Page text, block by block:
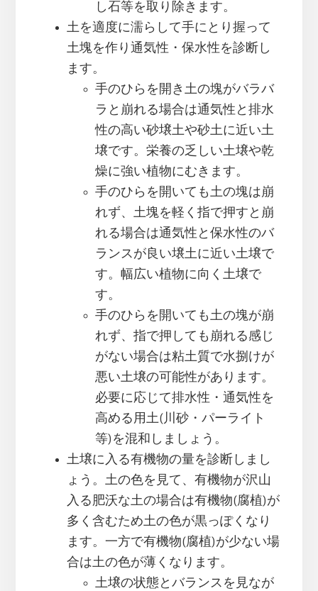
し石等を取り除きます。
土を適度に濡らして手にとり握って
土塊を作り通気性・保水性を診断し
ます。
手のひらを開き土の塊がバラバ
ラと崩れる場合は通気性と排水
性の高い砂壌土や砂土に近い土
壌です。栄養の乏しい土壌や乾
燥に強い植物にむきます。
手のひらを開いても土の塊は崩
れず、土塊を軽く指で押すと崩
れる場合は通気性と保水性のバ
ランスが良い壌土に近い土壌で
す。幅広い植物に向く土壌で
す。
手のひらを開いても土の塊が崩
れず、指で押しても崩れる感じ
がない場合は粘土質で水捌けが
悪い土壌の可能性があります。
必要に応じて排水性・通気性を
高める用土(川砂・パーライト
等)を混和しましょう。
土壌に入る有機物の量を診断しまし
ょう。土の色を見て、有機物が沢山
入る肥沃な土の場合は有機物(腐植)が
多く含むため土の色が黒っぽくなり
ます。一方で有機物(腐植)が少ない場
合は土の色が薄くなります。
土壌の状態とバランスを見なが